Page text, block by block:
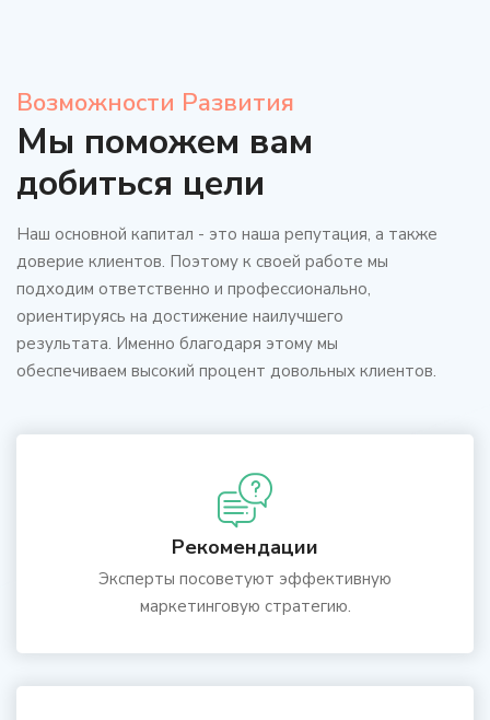
Возможности Развития
Мы поможем вам
добиться цели
Наш основной капитал - это наша репутация, а также
доверие клиентов. Поэтому к своей работе мы
подходим ответственно и профессионально,
ориентируясь на достижение наилучшего
результата. Именно благодаря этому мы
обеспечиваем высокий процент довольных клиентов.
Рекомендации
Эксперты посоветуют эффективную
маркетинговую стратегию.